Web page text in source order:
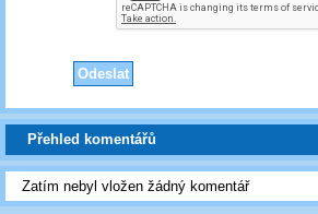
Přehled komentářů
Zatím nebyl vložen žádný komentář